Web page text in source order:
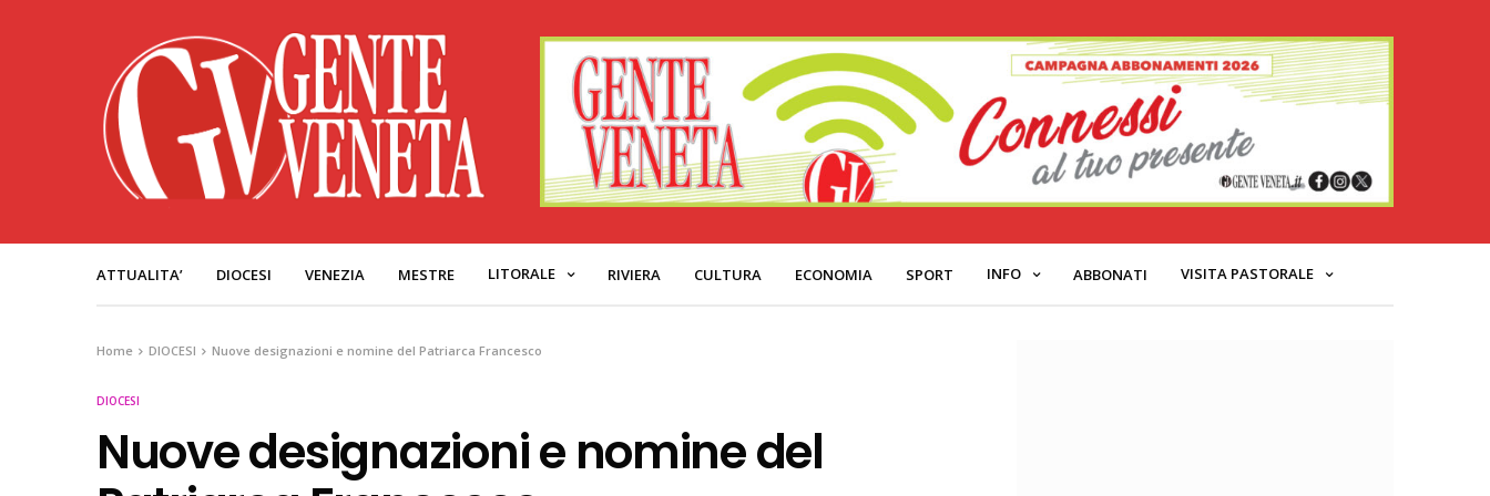
ATTUALITA’ DIOCESI VENEZIA MESTRE LITORALE RIVIERA CULTURA ECONOMIA SPORT INFO ABBONATI VISITA PASTORALE
Home DIOCESI Nuove designazioni e nomine del Patriarca Francesco
DIOCESI
Nuove designazioni e nomine del